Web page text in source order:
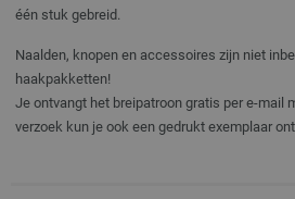
één stuk gebreid.
Naalden, knopen en accessoires zijn niet
haakpakketten!
Je ontvangt het breipatroon gratis per e-mail
verzoek kun je ook een gedrukt exemplaar